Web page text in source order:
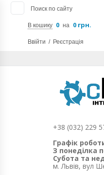
Поиск по сайту
В кошику 0 на 0 грн.
Ввійти / Реєстрація
+38 (032) 229
Графік
З понеділка
Субота та
м. Львів, вул